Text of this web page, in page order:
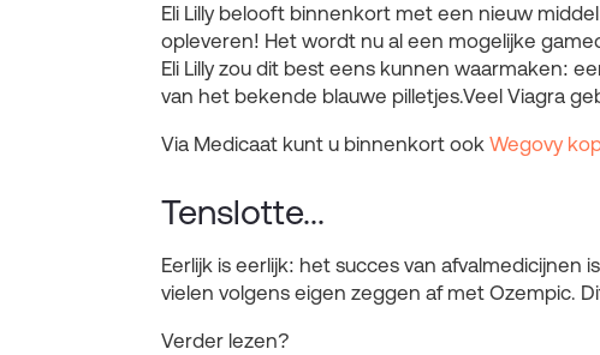
Eli Lilly belooft binnenkort met een nieuw
opleveren! Het wordt nu al een mogelijke
Eli Lilly zou dit best eens kunnen waarmaken:
van het bekende blauwe pilletjes.Veel Viagra
Via Medicaat kunt u binnenkort ookWegovy
Tenslotte...
Eerlijk is eerlijk: het succes van afvalmedicijnen
vielen volgens eigen zeggen af met Ozempic.
Verder lezen?